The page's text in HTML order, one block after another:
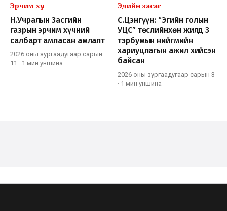
Эрчим хүч
Н.Учралын Засгийн
газрын эрчим хүчний
салбарт амласан амлалт
2026 оны зургаадугаар сарын
11 · 1 мин уншина
Эдийн засаг
С.Цэнгүүн: “Эгийн голын
УЦС” төслийнхөн жилд 3
тэрбумын нийгмийн
хариуцлагын ажил хийсэн
байсан
2026 оны зургаадугаар сарын 3
· 1 мин уншина